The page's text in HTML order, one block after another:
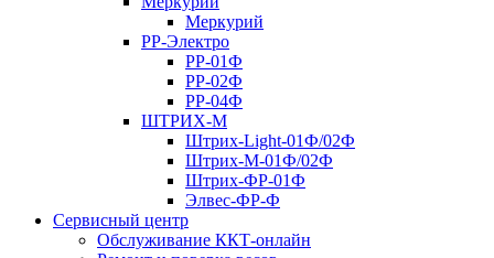
Меркурий
РР-Электро
РР-01Ф
РР-02Ф
РР-04Ф
ШТРИХ-М
Штрих-Light-01Ф/02Ф
Штрих-М-01Ф/02Ф
Штрих-ФР-01Ф
Элвес-ФР-Ф
Сервисный центр
Обслуживание ККТ-онлайн